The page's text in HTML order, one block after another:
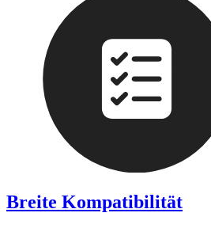
Breite Kompatibilität